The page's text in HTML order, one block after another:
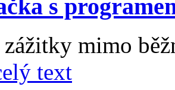
s
zážitky mimo
text